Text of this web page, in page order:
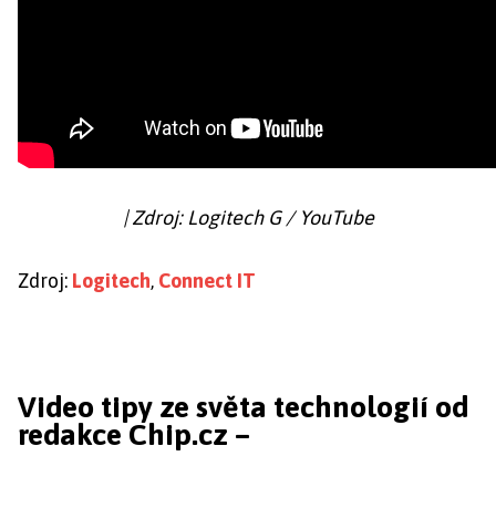
| Zdroj: Logitech G / YouTube
Zdroj: Logitech, Connect IT
Video tipy ze světa technologií od
redakce Chip.cz –